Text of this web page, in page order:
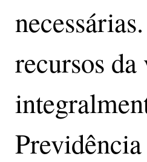
recursos da